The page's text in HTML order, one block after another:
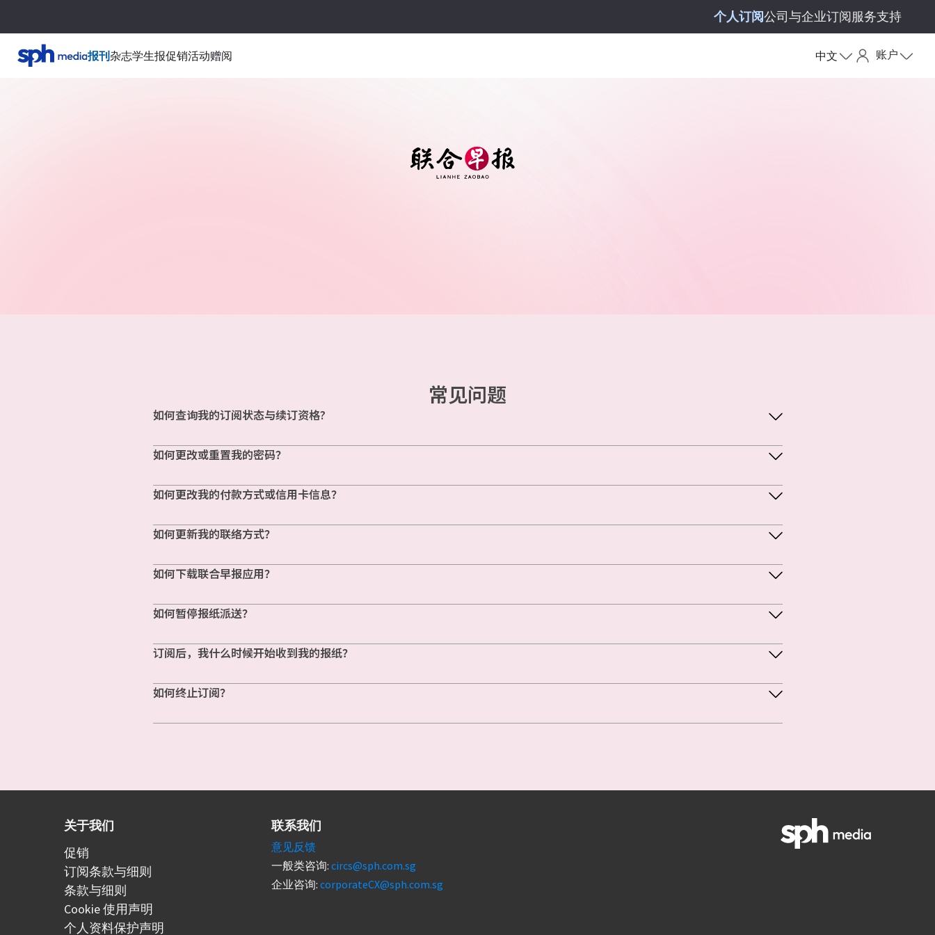
个人订阅公司与企业订阅服务支持
报刊杂志学生报促销活动赠阅 中文 账户
常见问题
如何查询我的订阅状态与续订资格?
如何更改或重置我的密码？
如何更改我的付款方式或信用卡信息？
如何更新我的联络方式？
如何下载联合早报应用？
如何暂停报纸派送？
订阅后，我什么时候开始收到我的报纸？
如何终止订阅？
关于我们
促销
订阅条款与细则
条款与细则
Cookie 使用声明
个人资料保护声明
联系我们
意见反馈
一般类咨询: circs@sph.com.sg
企业咨询: corporateCX@sph.com.sg